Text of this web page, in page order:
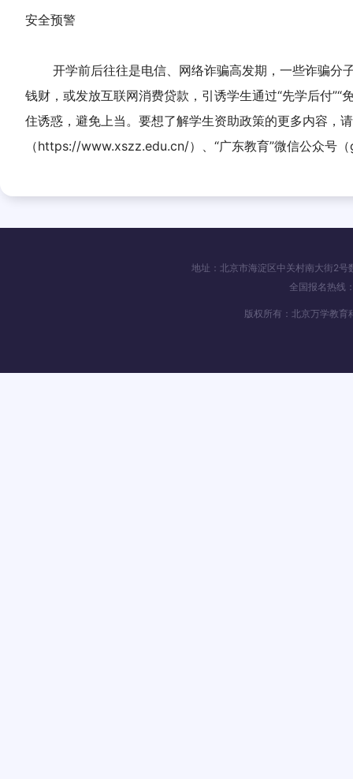
安全预警
开学前后往往是电信、网络诈骗高发期，一些诈骗分子
钱财，或发放互联网消费贷款，引诱学生通过“先学后付
住诱惑，避免上当。要想了解学生资助政策的更多内容，
（https://www.xszz.edu.cn/）、“广东教育”微信公众号
地址：北京市海淀区中关村南大
全国报名热
版权所有：北京万学教